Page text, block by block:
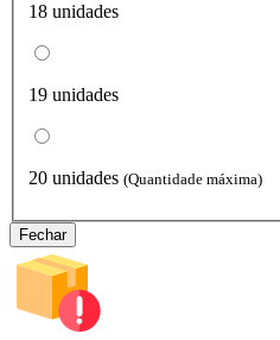
18 unidades
19 unidades
20 unidades (Quantidade máxima)
Fechar